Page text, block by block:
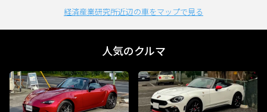
経済産業研究所近辺の車をマップで見る
人気のクルマ